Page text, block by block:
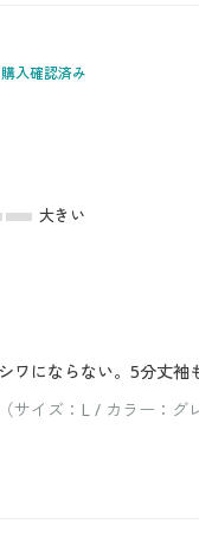
購入確認済み
大きい
ワにならない。5分丈袖
サイズ：L / カラー：グ